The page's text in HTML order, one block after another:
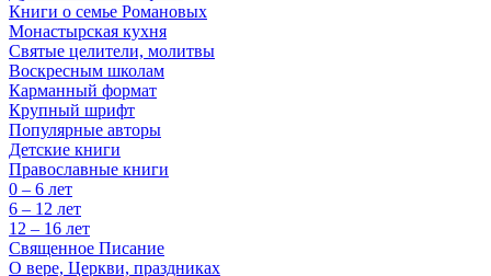
Книги о семье Романовых
Монастырская кухня
Святые целители, молитвы
Воскресным школам
Карманный формат
Крупный шрифт
Популярные авторы
Детские книги
Православные книги
0 – 6 лет
6 – 12 лет
12 – 16 лет
Священное Писание
О вере, Церкви, праздниках